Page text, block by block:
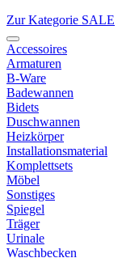
Zur Kategorie SALE
Accessoires
Armaturen
B-Ware
Badewannen
Bidets
Duschwannen
Heizkörper
Installationsmaterial
Komplettsets
Möbel
Sonstiges
Spiegel
Träger
Urinale
Waschbecken